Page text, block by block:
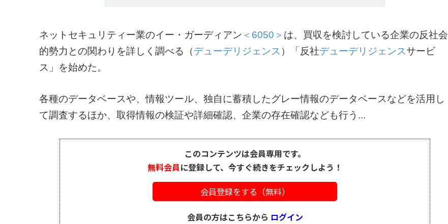
ネットセキュリティー業のイー・ガーディアン ＜6050＞ は、買収を検討している企業の反社会
的勢力との関わりを詳しく調べる（デューデリジェンス ）「反社デューデリジェンスサービ
ス」を始めた。
各種のデータベースや、情報ツール、独自に蓄積したグレー情報のデータベースなどを活用し
て調査するほか、取得情報の検証や詳細確認、企業の存在確認なども行う...
このコンテンツは会員専用です。
無料会員に登録して、今すぐ続きをチェックしよう！
会員登録をする（無料）
会員の方はこちらから ログイン